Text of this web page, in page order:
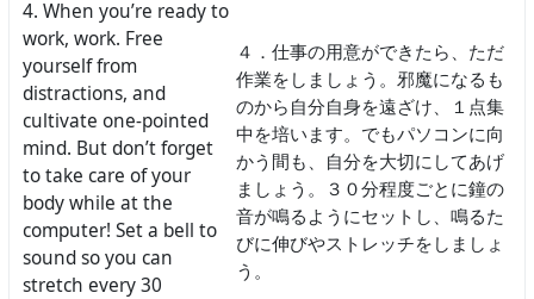
4. When you’re ready to
work, work. Free
yourself from
distractions, and
cultivate one-pointed
mind. But don’t forget
to take care of your
body while at the
computer! Set a bell to
sound so you can
stretch every 30
４．仕事の用意ができたら、ただ
作業をしましょう。邪魔になるも
のから自分自身を遠ざけ、１点集
中を培います。でもパソコンに向
かう間も、自分を大切にしてあげ
ましょう。３０分程度ごとに鐘の
音が鳴るようにセットし、鳴るた
びに伸びやストレッチをしましょ
う。